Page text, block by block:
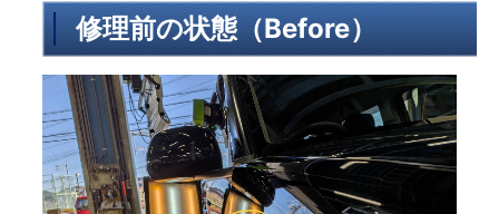
修理前の状態（Before）